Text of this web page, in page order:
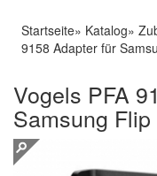
Startseite» Katalog»
9158 Adapter für
Vogels PFA
Samsung